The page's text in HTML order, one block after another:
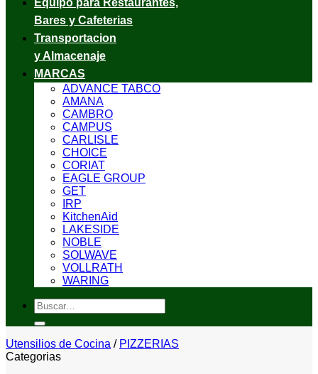
Equipo para Restaurantes,
Bares y Cafeterias
Transportacion
y Almacenaje
MARCAS
ADVANCE TABCO
AMANA
CAMBRO
CAMPUS
CARLISLE
CHOICE
CORIAT
EAGLE GROUP
GET
IRP
KitchenAid
LAKESIDE
NOBLE
SOLWAVE
VOLLRATH
WARING
Buscar
por:
Utensilios de Cocina / PIZZERIAS
Categorias